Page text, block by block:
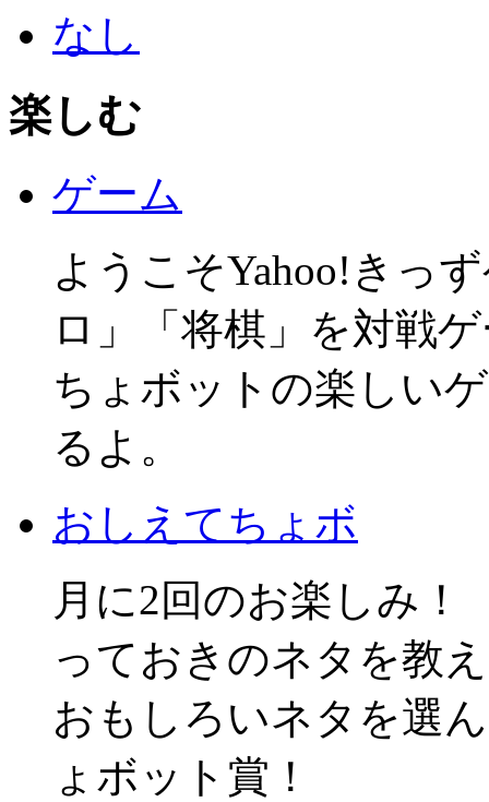
なし
楽しむ
ゲーム
ようこそYahoo!きっ
ロ」「将棋」を対戦
ちょボットの楽しい
るよ。
おしえてちょボ
月に2回のお楽しみ
っておきのネタを教
おもしろいネタを選
ょボット賞！